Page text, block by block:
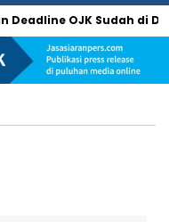
OJK Sudah di